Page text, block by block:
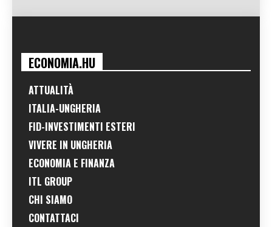
ECONOMIA.HU
ATTUALITÀ
ITALIA-UNGHERIA
FID-INVESTIMENTI ESTERI
VIVERE IN UNGHERIA
ECONOMIA E FINANZA
ITL GROUP
CHI SIAMO
CONTATTACI